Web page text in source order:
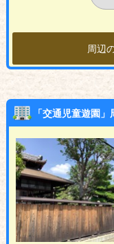
周辺
「交通児童遊園